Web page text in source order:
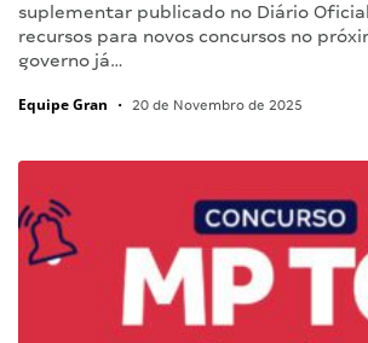
suplementar publicado no Diário
recursos para novos concursos no
governo já…
Equipe Gran • 20 de Novembro de 2025